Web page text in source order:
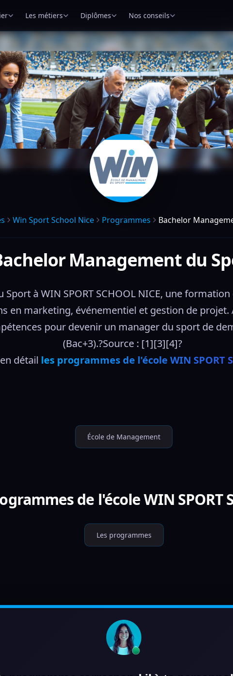
Les métiers Diplômes Nos conseils
Win Sport School Nice Programmes Bachelor
Management du
à WIN SPORT SCHOOL NICE, une
en marketing, événementiel et gestion de projet.
pour devenir un manager du sport de
(Bac+3).?Source : [1][3][4]?
détail les programmes de l'école WIN SPORT
École de Management
de l'école WIN SPORT
Les programmes